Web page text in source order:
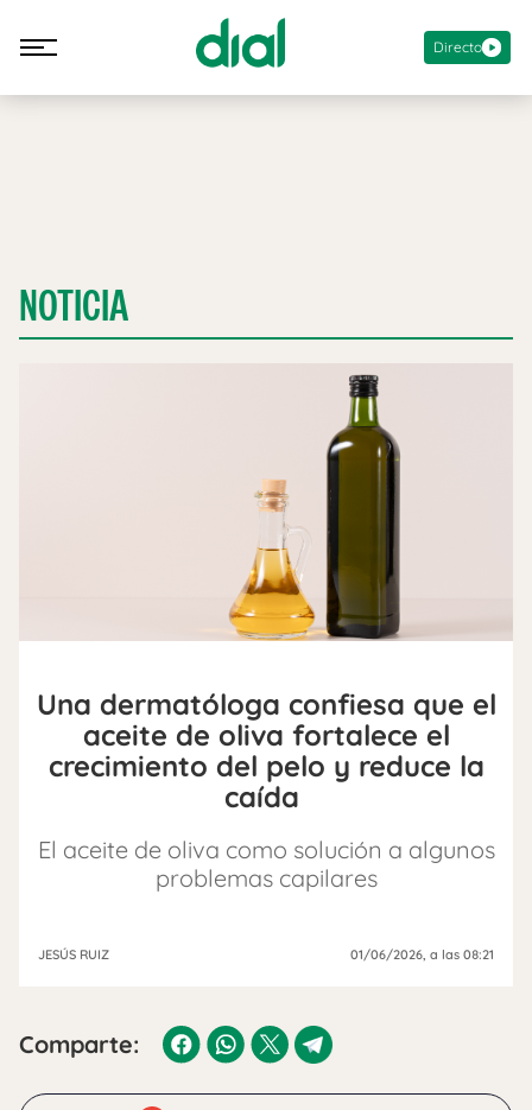
Directo
NOTICIA
Una dermatóloga confiesa que el
aceite de oliva fortalece el
crecimiento del pelo y reduce la
caída
El aceite de oliva como solución a algunos
problemas capilares
JESÚS RUIZ 01/06/2026, a las 08:21
Comparte: